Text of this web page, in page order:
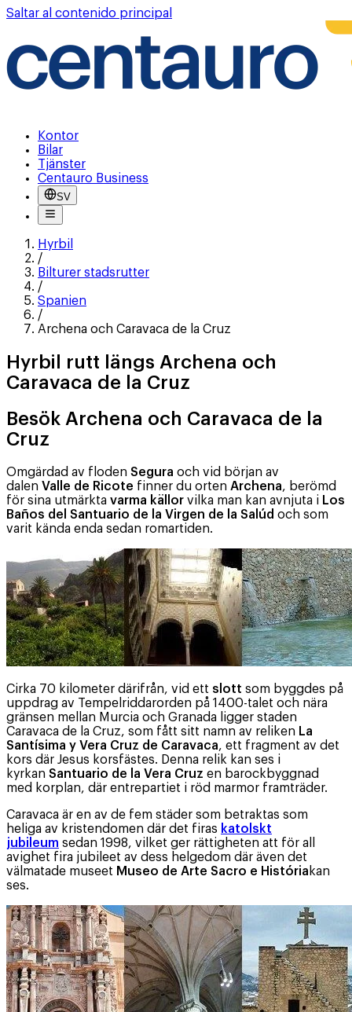
Saltar al contenido principal
Kontor
Bilar
Tjänster
Centauro Business
SV
Hyrbil
/
Bilturer stadsrutter
/
Spanien
/
Archena och Caravaca de la Cruz
Hyrbil rutt längs Archena och
Caravaca de la Cruz
Besök Archena och Caravaca de la
Cruz
Omgärdad av floden Segura och vid början av
dalen Valle de Ricote finner du orten Archena, berömd
för sina utmärkta varma källor vilka man kan avnjuta i Los
Baños del Santuario de la Virgen de la Salúd och som
varit kända enda sedan romartiden.
Cirka 70 kilometer därifrån, vid ett slott som byggdes på
uppdrag av Tempelriddarorden på 1400-talet och nära
gränsen mellan Murcia och Granada ligger staden
Caravaca de la Cruz, som fått sitt namn av reliken La
Santísima y Vera Cruz de Caravaca, ett fragment av det
kors där Jesus korsfästes. Denna relik kan ses i
kyrkan Santuario de la Vera Cruz en barockbyggnad
med korplan, där entrepartiet i röd marmor framträder.
Caravaca är en av de fem städer som betraktas som
heliga av kristendomen där det firas katolskt
jubileum sedan 1998, vilket ger rättigheten att för all
avighet fira jubileet av dess helgedom där även det
välmatade museet Museo de Arte Sacro e História kan
ses.